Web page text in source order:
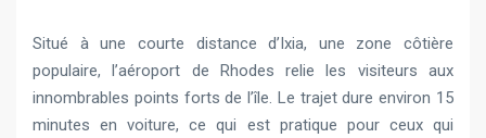
Situé à une courte distance d’Ixia, une zone côtière
populaire, l’aéroport de Rhodes relie les visiteurs aux
innombrables points forts de l’île. Le trajet dure environ 15
minutes en voiture, ce qui est pratique pour ceux qui